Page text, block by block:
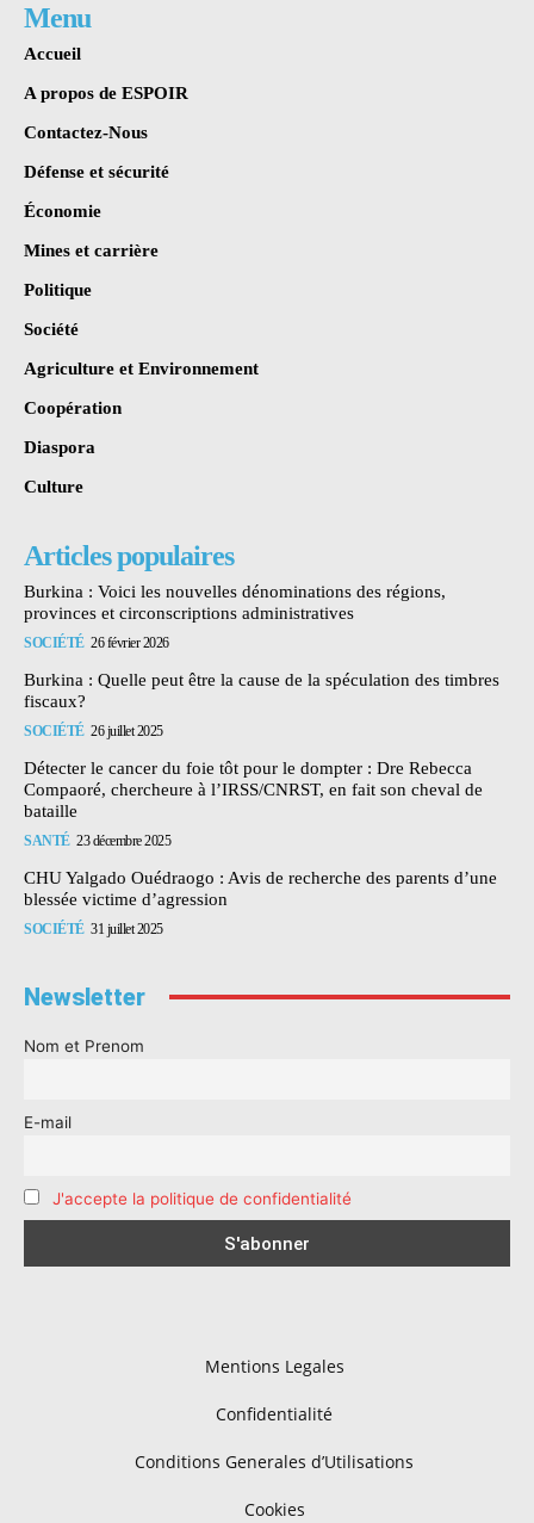
Menu
Accueil
A propos de ESPOIR
Contactez-Nous
Défense et sécurité
Économie
Mines et carrière
Politique
Société
Agriculture et Environnement
Coopération
Diaspora
Culture
Articles populaires
Burkina : Voici les nouvelles dénominations des régions,
provinces et circonscriptions administratives
SOCIÉTÉ 26 février 2026
Burkina : Quelle peut être la cause de la spéculation des timbres
fiscaux?
SOCIÉTÉ 26 juillet 2025
Détecter le cancer du foie tôt pour le dompter : Dre Rebecca
Compaoré, chercheure à l’IRSS/CNRST, en fait son cheval de
bataille
SANTÉ 23 décembre 2025
CHU Yalgado Ouédraogo : Avis de recherche des parents d’une
blessée victime d’agression
SOCIÉTÉ 31 juillet 2025
Newsletter
Nom et Prenom
E-mail
J'accepte la politique de confidentialité
Mentions Legales
Confidentialité
Conditions Generales d’Utilisations
Cookies